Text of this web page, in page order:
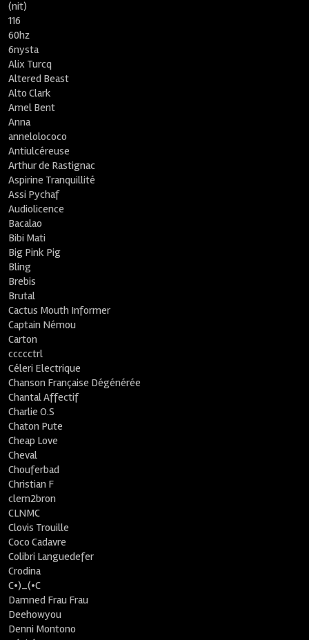
(nit)
116
60hz
6nysta
Alix Turcq
Altered Beast
Alto Clark
Amel Bent
Anna
annelolococo
Antiulcéreuse
Arthur de Rastignac
Aspirine Tranquillité
Assi Pychaf
Audiolicence
Bacalao
Bibi Mati
Big Pink Pig
Bling
Brebis
Brutal
Cactus Mouth Informer
Captain Némou
Carton
ccccctrl
Céleri Electrique
Chanson Française Dégénérée
Chantal Affectif
Charlie O.S
Chaton Pute
Cheap Love
Cheval
Chouferbad
Christian F
clem2bron
CLNMC
Clovis Trouille
Coco Cadavre
Colibri Languedefer
Crodina
C•)_(•C
Damned Frau Frau
Deehowyou
Denni Montono